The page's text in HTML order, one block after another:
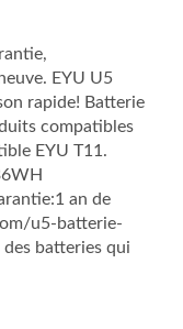
EYU U5
rapide! Batterie
compatibles
EYU T11.
an de
u5-batterie-
batteries qui